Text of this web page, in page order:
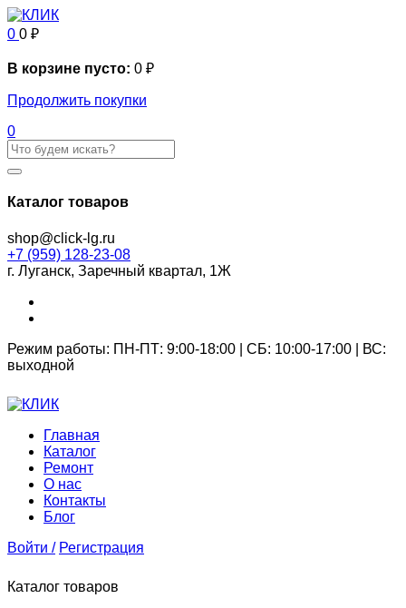
0 0 ₽
В корзине пусто: 0 ₽
Продолжить покупки
0
Каталог товаров
shop@click-lg.ru
+7 (959) 128-23-08
г. Луганск, Заречный квартал, 1Ж
Режим работы: ПН-ПТ: 9:00-18:00 | СБ: 10:00-17:00 | ВС:
выходной
Главная
Каталог
Ремонт
О нас
Контакты
Блог
Войти / Регистрация
Каталог товаров